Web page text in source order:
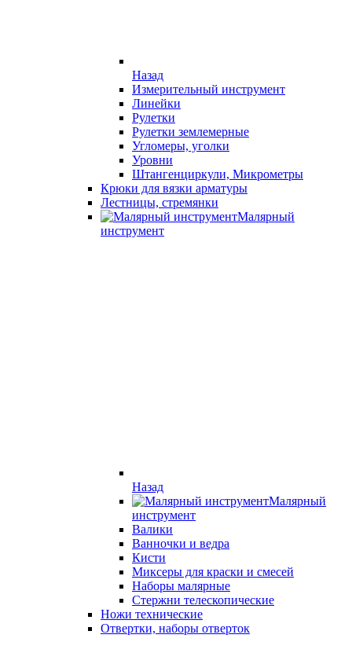
Назад
Измерительный инструмент
Линейки
Рулетки
Рулетки землемерные
Угломеры, уголки
Уровни
Штангенциркули, Микрометры
Крюки для вязки арматуры
Лестницы, стремянки
Малярный
инструмент
Назад
Малярный
инструмент
Валики
Ванночки и ведра
Кисти
Миксеры для краски и смесей
Наборы малярные
Стержни телескопические
Ножи технические
Отвертки, наборы отверток